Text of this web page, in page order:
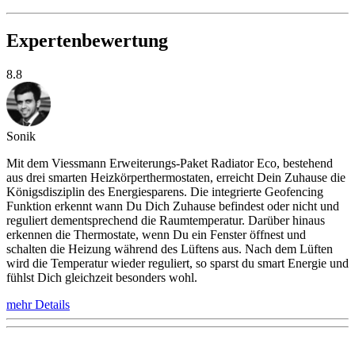
Expertenbewertung
8.8
Sonik
Mit dem Viessmann Erweiterungs-Paket Radiator Eco, bestehend
aus drei smarten Heizkörperthermostaten, erreicht Dein Zuhause die
Königsdisziplin des Energiesparens. Die integrierte Geofencing
Funktion erkennt wann Du Dich Zuhause befindest oder nicht und
reguliert dementsprechend die Raumtemperatur. Darüber hinaus
erkennen die Thermostate, wenn Du ein Fenster öffnest und
schalten die Heizung während des Lüftens aus. Nach dem Lüften
wird die Temperatur wieder reguliert, so sparst du smart Energie und
fühlst Dich gleichzeit besonders wohl.
mehr Details